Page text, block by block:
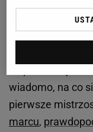
Julia
Niedawno Julia
wypowiedziała
wiadomo, na co
pierwsze
marcu,